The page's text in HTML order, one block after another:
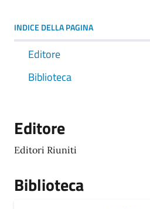
INDICE DELLA PAGINA
Editore
Biblioteca
Editore
Editori Riuniti
Biblioteca